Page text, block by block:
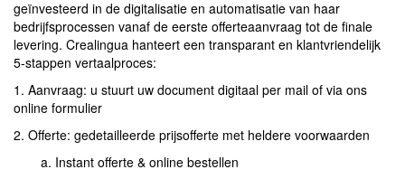
geïnvesteerd in de digitalisatie en automatisatie van haar
bedrijfsprocessen vanaf de eerste offerteaanvraag tot de finale
levering. Crealingua hanteert een transparant en klantvriendelijk
5‑stappen vertaalproces:
1. Aanvraag: u stuurt uw document digitaal per mail of via ons
online formulier
2. Offerte: gedetailleerde prijsofferte met heldere voorwaarden
a. Instant offerte & online bestellen